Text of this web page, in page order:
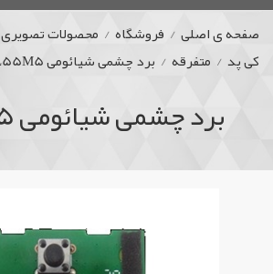
صفحه ی اصلی / فروشگاه / محصولات تصویری
کی پد / متفرقه / برد چشمی شیائومی L55M5
برد چشمی شیائومی L55M5